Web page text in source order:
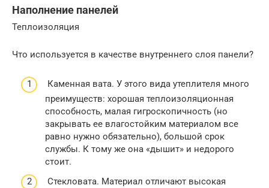
Наполнение панелей
Теплоизоляция
Что используется в качестве внутреннего слоя панели?
Каменная вата. У этого вида утеплителя много
преимуществ: хорошая теплоизоляционная
способность, малая гигроскопичность (но
закрывать ее влагостойким материалом все
равно нужно обязательно), большой срок
службы. К тому же она «дышит» и недорого
стоит.
Стекловата. Материал отличают высокая